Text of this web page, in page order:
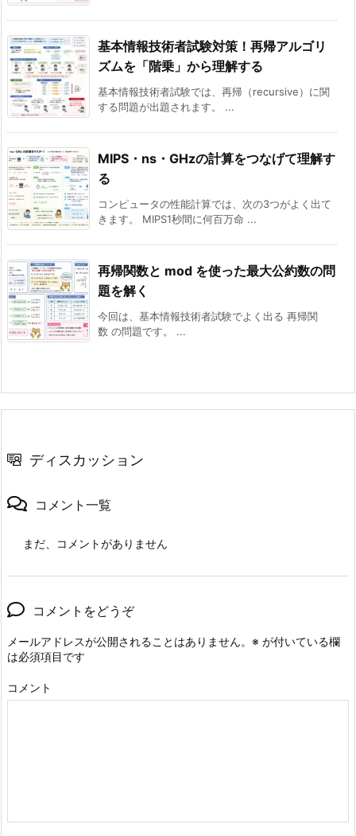
基本情報技術者試験対策！再帰アルゴリ
ズムを「階乗」から理解する
基本情報技術者試験では、再帰（recursive）に関
する問題が出題されます。 ...
MIPS・ns・GHzの計算をつなげて理解す
る
コンピュータの性能計算では、次の3つがよく出て
きます。 MIPS1秒間に何百万命 ...
再帰関数と mod を使った最大公約数の問
題を解く
今回は、基本情報技術者試験でよく出る 再帰関
数 の問題です。 ...
ディスカッション
コメント一覧
まだ、コメントがありません
コメントをどうぞ
メールアドレスが公開されることはありません。 ※ が付いている欄
は必須項目です
コメント